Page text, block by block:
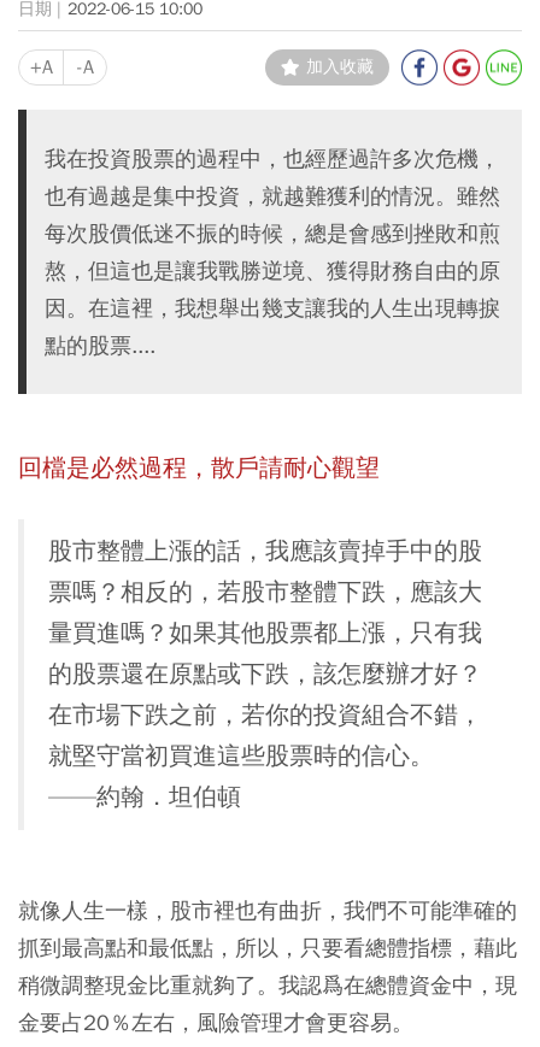
2022-06-15 10:00
+A -A 加入收藏
我在投資股票的過程中，也經歷過許多次危機，
也有過越是集中投資，就越難獲利的情況。雖然
每次股價低迷不振的時候，總是會感到挫敗和煎
熬，但這也是讓我戰勝逆境、獲得財務自由的原
因。在這裡，我想舉出幾支讓我的人生出現轉捩
點的股票....
回檔是必然過程，散戶請耐心觀望
股市整體上漲的話，我應該賣掉手中的股
票嗎？相反的，若股市整體下跌，應該大
量買進嗎？如果其他股票都上漲，只有我
的股票還在原點或下跌，該怎麼辦才好？
在市場下跌之前，若你的投資組合不錯，
就堅守當初買進這些股票時的信心。
——約翰．坦伯頓
就像人生一樣，股市裡也有曲折，我們不可能準確的
抓到最高點和最低點，所以，只要看總體指標，藉此
稍微調整現金比重就夠了。我認爲在總體資金中，現
金要占20％左右，風險管理才會更容易。